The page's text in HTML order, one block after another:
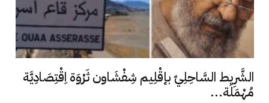
الشَّرِيط السَّاحِلِيّ بإقْلِيم شِفْشَاون ثَرْوَة اِقْتِصَادِيَّة
مُهْمَلَة...